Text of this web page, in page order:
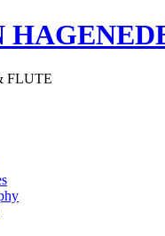
FLUTE